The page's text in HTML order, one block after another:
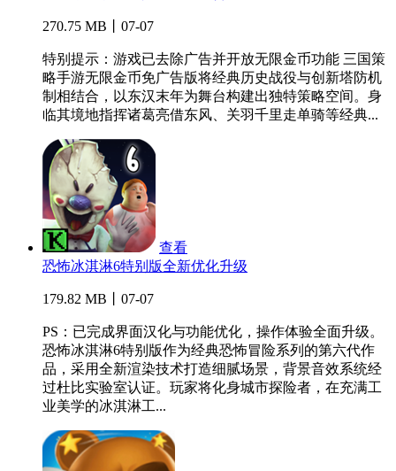
270.75 MB丨07-07
特别提示：游戏已去除广告并开放无限金币功能 三国策
略手游无限金币免广告版将经典历史战役与创新塔防机
制相结合，以东汉末年为舞台构建出独特策略空间。身
临其境地指挥诸葛亮借东风、关羽千里走单骑等经典...
查看
恐怖冰淇淋6特别版全新优化升级
179.82 MB丨07-07
PS：已完成界面汉化与功能优化，操作体验全面升级。
恐怖冰淇淋6特别版作为经典恐怖冒险系列的第六代作
品，采用全新渲染技术打造细腻场景，背景音效系统经
过杜比实验室认证。玩家将化身城市探险者，在充满工
业美学的冰淇淋工...